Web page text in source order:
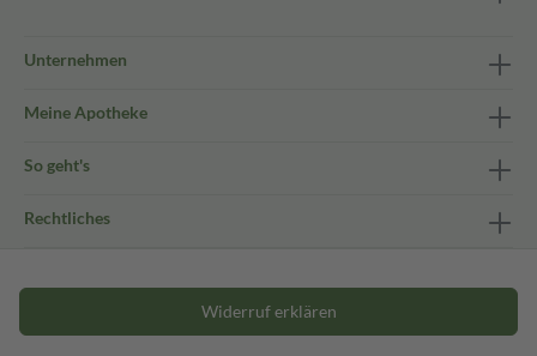
Unternehmen
Meine Apotheke
So geht's
Rechtliches
Widerruf erklären